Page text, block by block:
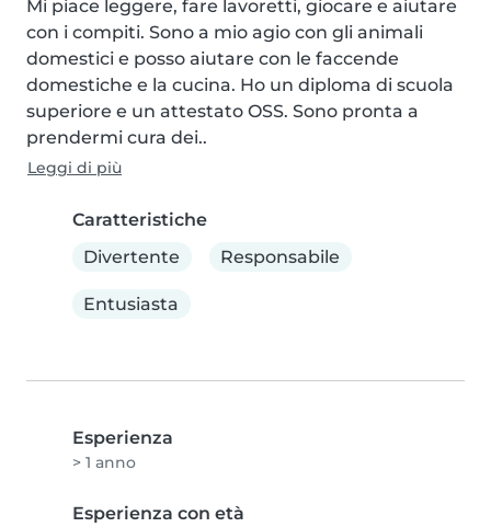
Mi piace leggere, fare lavoretti, giocare e aiutare
con i compiti. Sono a mio agio con gli animali
domestici e posso aiutare con le faccende
domestiche e la cucina. Ho un diploma di scuola
superiore e un attestato OSS. Sono pronta a
prendermi cura dei..
Leggi di più
Caratteristiche
Divertente
Responsabile
Entusiasta
Esperienza
> 1 anno
Esperienza con età